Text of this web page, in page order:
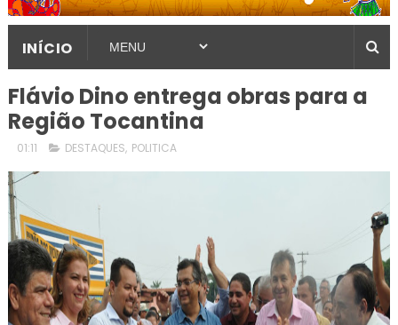
INÍCIO
Flávio Dino entrega obras para a
Região Tocantina
01:11 DESTAQUES, POLITICA